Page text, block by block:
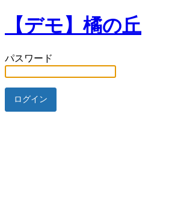
【デモ】橘の丘
パスワード